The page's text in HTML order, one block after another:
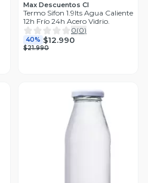
Max Descuentos Cl
Termo Sifon 1.9lts Agua Caliente
12h Frío 24h Acero Vidrio.
0(0)
40% $12.990
$21.990